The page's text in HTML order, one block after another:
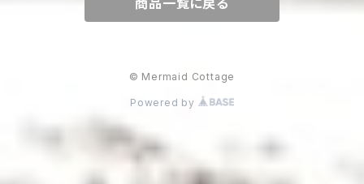
商品一覧に戻る
© Mermaid Cottage
Powered by